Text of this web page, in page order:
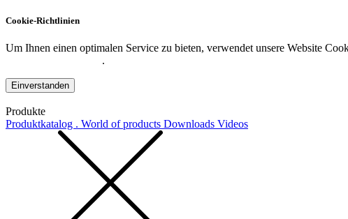
Cookie-Richtlinien
Um Ihnen einen optimalen Service zu bieten, verwendet unsere Website
.
Einverstanden
Produkte
Produktkatalog . World of products Downloads Videos